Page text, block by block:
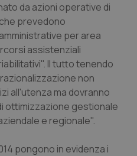
neurodegenerative
da azioni operative di
prevedono
per area
assistenziali
Il tutto tenendo
non
all'utenza ma dovranno
ottimizzazione gestionale
e regionale".
pongono in evidenza i